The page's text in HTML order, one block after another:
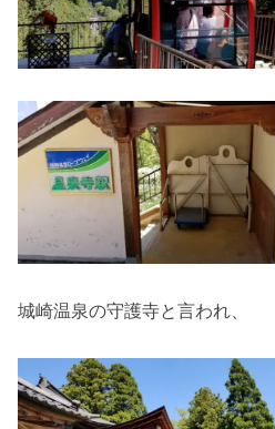
城崎温泉の守護寺と言われ、